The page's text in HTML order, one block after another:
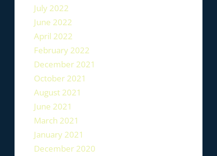
July 2022
June 2022
April 2022
February 2022
December 2021
October 2021
August 2021
June 2021
March 2021
January 2021
December 2020